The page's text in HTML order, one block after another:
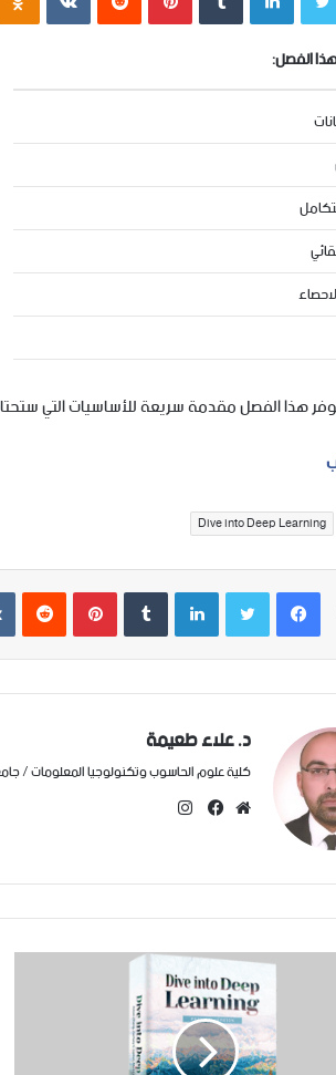
الفصل:
هذا الفصل مقدمة سريعة للأساسيات التي
Dive into Deep Learning
فيسبوك لينكدإن بينتيريست
د. علاء طعيمة
كلية علوم الحاسوب وتكنولوجيا المعلومات /
ق
ع
ا
ل
و
ي
ب
س
ب
و
ك
ت
ق
ر
ا
م